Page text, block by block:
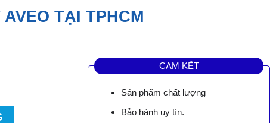
TẠI TPHCM
Tại TpHCM số lượng
CAM KẾT
Sản phẩm chất lượng
Bảo hành uy tín.